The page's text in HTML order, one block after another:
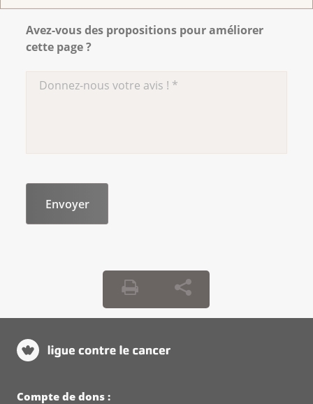
Avez-vous des propositions pour améliorer
cette page ?
Compte de dons :